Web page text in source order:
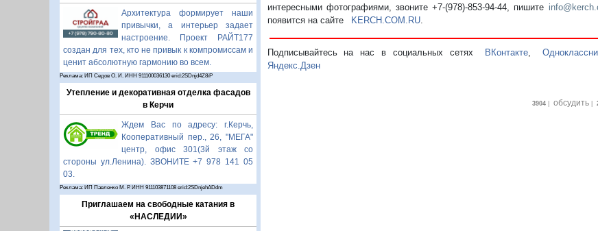
Архитектура формирует наши
привычки, а интерьер задает
настроение. Проект РАЙТ177
создан для тех, кто не привык к компромиссам и
ценит абсолютную гармонию во всем.
Реклама: ИП Седов О. И. ИНН 911100036130 erid:2SDnjd4Z8iP
Утепление и декоративная отделка фасадов
в Керчи
Ждем Вас по адресу: г.Керчь,
Кооперативный пер., 26, "МЕГА"
центр, офис 301(3й этаж со
стороны ул.Ленина). ЗВОНИТЕ +7 978 141 05
03.
Реклама: ИП Павленко М. Р. ИНН 911103871108 erid:2SDnjehADdm
Приглашаем на свободные катания в
«НАСЛЕДИИ»
интересными фотографиями, звоните +7-(978)-853-94-44, пишите
появится на сайте KERCH.COM.RU.
Подписывайтесь на нас в социальных сетях ВКонтакте
Яндекс.Дзен
3904| обсудить|